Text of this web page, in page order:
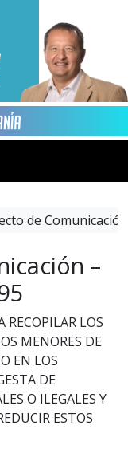
de
–
RECOPILAR LOS
MENORES DE
EN LOS
DE
O ILEGALES Y
ESTOS